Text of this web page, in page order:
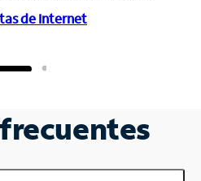
de Internet